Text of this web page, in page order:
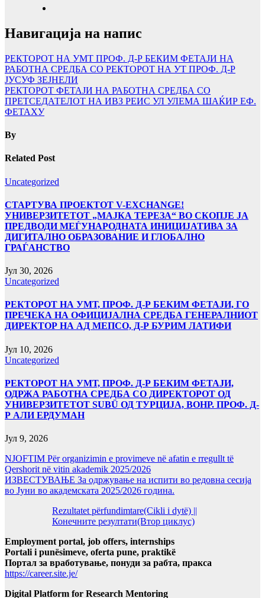
Навигација на напис
РЕКТОРОТ НА УМТ ПРОФ. Д-Р БЕКИМ ФЕТАЈИ НА
РАБОТНА СРЕДБА СО РЕКТОРОТ НА УТ ПРОФ. Д-Р
ЈУСУФ ЗЕЈНЕЛИ
РЕКТОРОТ ФЕТАЈИ НА РАБОТНА СРЕДБА СО
ПРЕТСЕДАТЕЛОТ НА ИВЗ РЕИС УЛ УЛЕМА ШАЌИР ЕФ.
ФЕТАХУ
By
Related Post
Uncategorized
СТАРТУВА ПРОЕКТОТ V-EXCHANGE!
УНИВЕРЗИТЕТОТ „МАЈКА ТЕРЕЗА“ ВО СКОПЈЕ ЈА
ПРЕДВОДИ МЕЃУНАРОДНАТА ИНИЦИЈАТИВА ЗА
ДИГИТАЛНО ОБРАЗОВАНИЕ И ГЛОБАЛНО
ГРАЃАНСТВО
Јул 30, 2026
Uncategorized
РЕКТОРОТ НА УМТ, ПРОФ. Д-Р БЕКИМ ФЕТАЈИ, ГО
ПРЕЧЕКА НА ОФИЦИЈАЛНА СРЕДБА ГЕНЕРАЛНИОТ
ДИРЕКТОР НА АД МЕПСО, Д-Р БУРИМ ЛАТИФИ
Јул 10, 2026
Uncategorized
РЕКТОРОТ НА УМТ, ПРОФ. Д-Р БЕКИМ ФЕТАЈИ,
ОДРЖА РАБОТНА СРЕДБА СО ДИРЕКТОРОТ ОД
УНИВЕРЗИТЕТОТ SUBÜ ОД ТУРЦИЈА, ВОНР. ПРОФ. Д-
Р АЛИ ЕРДУМАН
Јул 9, 2026
NJOFTIM Për organizimin e provimeve në afatin e rregullt të
Qershorit në vitin akademik 2025/2026
ИЗВЕСТУВАЊЕ За одржување на испити во редовна сесија
во Јуни во академската 2025/2026 година.
Rezultatet përfundimtare(Cikli i dytë) ||
Конечните резултати(Втор циклус)
Employment portal, job offers, internships
Portali i punësimeve, oferta pune, praktikë
Портал за вработување, понуди за рабта, пракса
https://career.site.je/
Digital Platform for Research Mentoring